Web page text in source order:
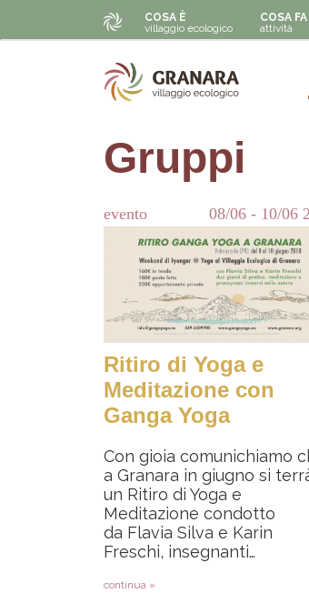
Salta al contenuto principale
Navigazione
COSA È
villaggio ecologico
COSA FA
attività
Gruppi
evento 08/06 - 10/06
Ritiro di Yoga e
Meditazione con
Ganga Yoga
Con gioia comunichiamo
a Granara in giugno si
un Ritiro di Yoga e
Meditazione condotto
da Flavia Silva e Karin
Freschi, insegnanti…
continua »